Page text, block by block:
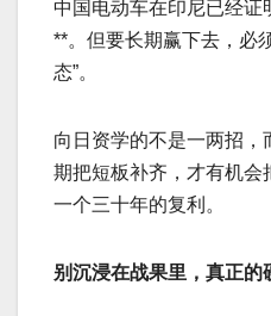
中国电动车在印尼已经证
**。但要长期赢下去，必
态”。
向日资学的不是一两招，
期把短板补齐，才有机会
一个三十年的复利。
别沉浸在战果里，真正的